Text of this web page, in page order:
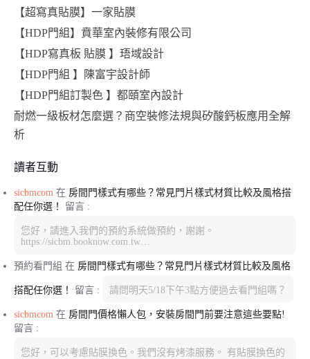
【超寫真貼膜】一家貼膜
【HDP門組】賁華室內裝修有限公司
【HDP寫真板 貼膜 】珸域設計
【HDP門組 】陳富宇設計師
【HDP門組訂製色 】都頤室內設計
耐燃一級板材怎麼選？商空裝修法規與矽酸鈣板應用全解
析
讀者互動
sicbmcom 在 房間門樣式有哪些？常見門片樣式材質比較及風格搭
配任你選！
留言 :
您好，請進入我們的預約系統做預約，謝謝。
https://sicbm.booknow.com.tw…
預約看門組 在 房間門樣式有哪些？常見門片樣式材質比較及風格
搭配任你選！ 留言 : 請問明天5/18下午3點方便過去看門組嗎？
sicbmcom 在 房間門價格懶人包，安裝房間門前要注意這些要點!
留言 :
您好，可以考慮貼膜換色。我們沒有烤漆服務。 有貼膜換色的